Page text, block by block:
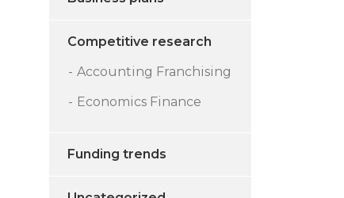
Competitive research
Accounting Franchising
Economics Finance
Funding trends